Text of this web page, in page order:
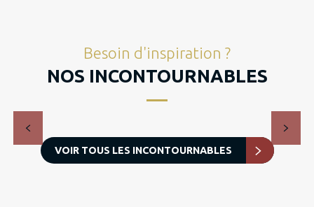
Besoin d'inspiration ?
NOS INCONTOURNABLES
Top 10 des Plus Beaux Villages de France en
VOIR TOUS LES INCONTOURNABLES